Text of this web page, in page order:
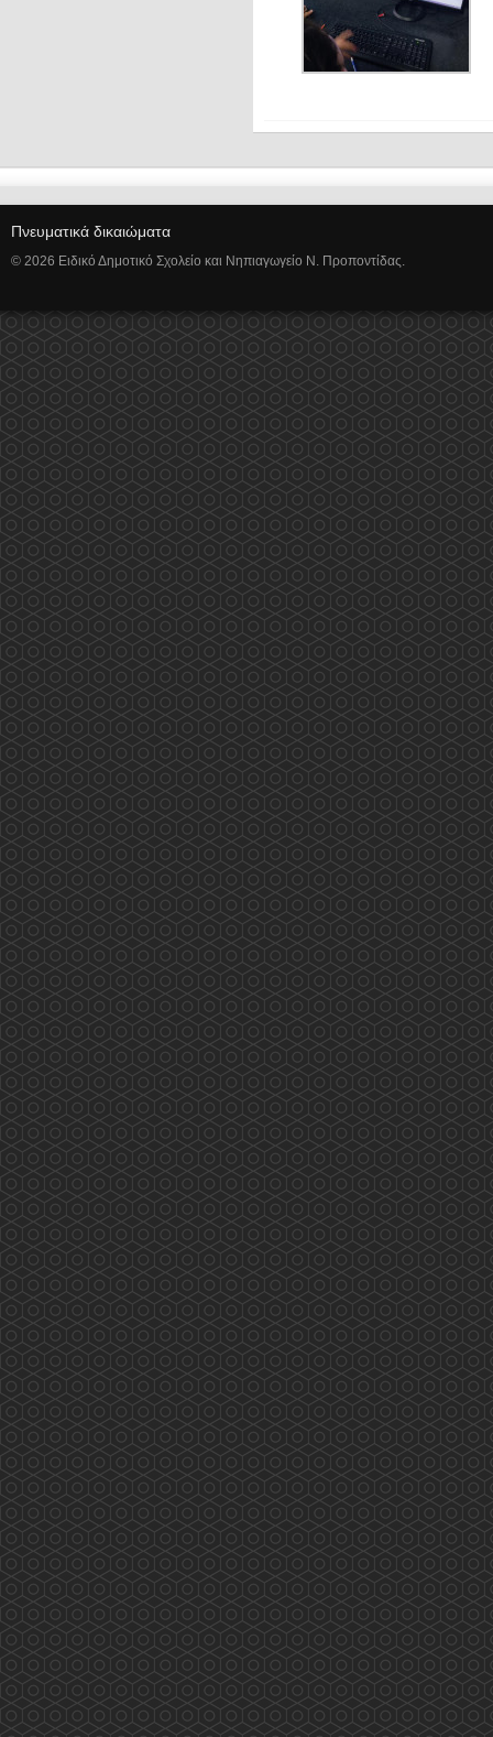
Πνευματικά δικαιώματα
© 2026 Ειδικό Δημοτικό Σχολείο και Νηπιαγωγείο Ν. Προποντίδας.